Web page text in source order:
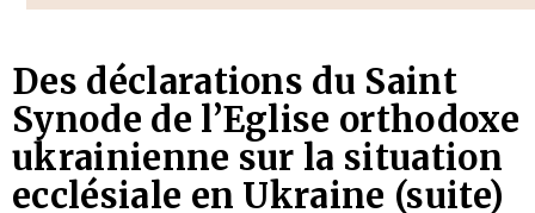
Des déclarations du Saint
Synode de l’Eglise orthodoxe
ukrainienne sur la situation
ecclésiale en Ukraine (suite)